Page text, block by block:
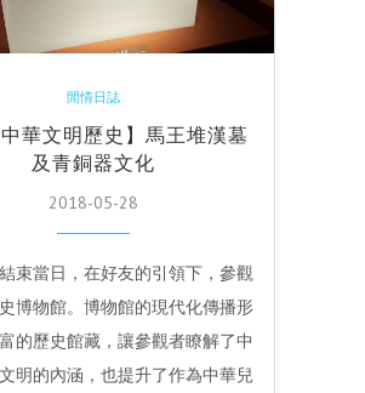
閒情日誌
中華文明歷史】馬王堆漢墓
及青銅器文化
2018-05-28
束當日，在好友的引領下，參觀
博物館。博物館的現代化傳播形
的歷史館藏，讓參觀者瞭解了中
明的內涵，也提升了作為中華兒